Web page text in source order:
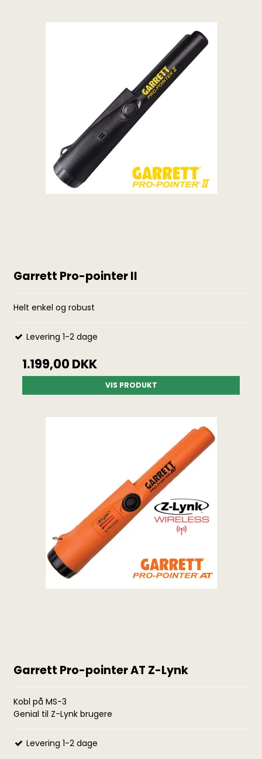
Garrett Pro-pointer II
Helt enkel og robust
Levering 1-2 dage
1.199,00 DKK
VIS PRODUKT
Garrett Pro-pointer AT Z-Lynk
Kobl på MS-3
Genial til Z-Lynk brugere
Levering 1-2 dage